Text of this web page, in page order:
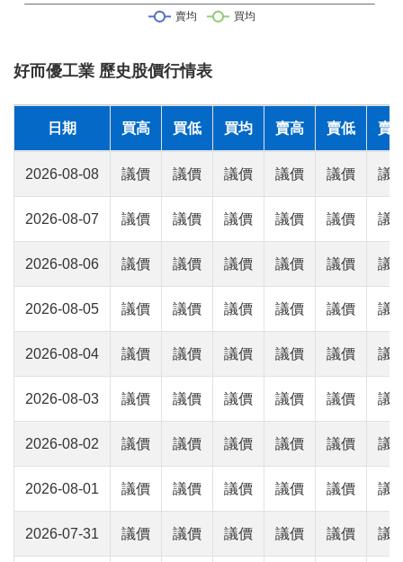
好而優工業 歷史股價行情表
日期 買高 買低 買均 賣高 賣低 賣
2026-08-08 議價 議價 議價 議價 議價 議
2026-08-07 議價 議價 議價 議價 議價 議
2026-08-06 議價 議價 議價 議價 議價 議
2026-08-05 議價 議價 議價 議價 議價 議
2026-08-04 議價 議價 議價 議價 議價 議
2026-08-03 議價 議價 議價 議價 議價 議
2026-08-02 議價 議價 議價 議價 議價 議
2026-08-01 議價 議價 議價 議價 議價 議
2026-07-31 議價 議價 議價 議價 議價 議